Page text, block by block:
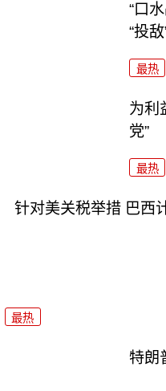
“口
“投
最热
为利
党”
最热
针对美关税举措 巴西
最热
特朗